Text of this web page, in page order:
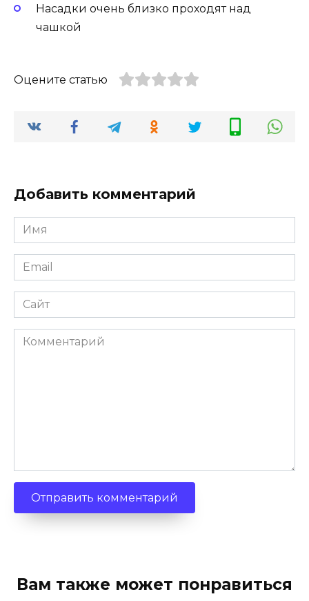
Насадки очень близко проходят над
чашкой
Оцените статью
Добавить комментарий
Имя
Email
Сайт
Комментарий
Вам также может понравиться